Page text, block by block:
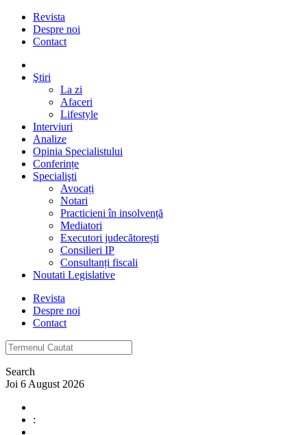
Revista
Despre noi
Contact
Ştiri
La zi
Afaceri
Lifestyle
Interviuri
Analize
Opinia Specialistului
Conferințe
Specialişti
Avocați
Notari
Practicieni în insolvență
Mediatori
Executori judecătorești
Consilieri IP
Consultanți fiscali
Noutati Legislative
Revista
Despre noi
Contact
Search
Joi 6 August 2026
: